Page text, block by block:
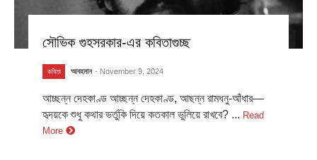
সৌভিক গুহসরকার-এর কবিতাগুচ্ছ
কবিতা আবহমান - November 9, 2024
আচ্ছন্ন দেহকাণ্ড আচ্ছন্ন দেহকাণ্ড, আছন্ন রামধনু-আঁধার—
হৃদয়কে শুধু কথার ভর্তুকি দিয়ে কতকাল ভুলিয়ে রাখবে? ... Read
More